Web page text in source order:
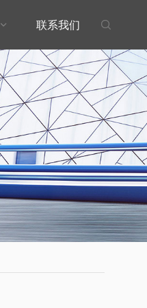

 联系我们